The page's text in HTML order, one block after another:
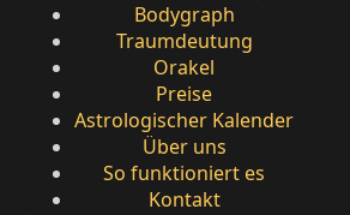
Bodygraph
Traumdeutung
Orakel
Preise
Astrologischer Kalender
Über uns
So funktioniert es
Kontakt